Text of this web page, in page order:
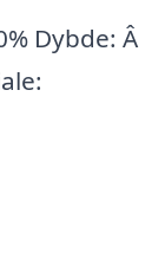
Dybde: Â